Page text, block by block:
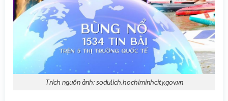
Trích nguồn ảnh: sodulich.hochiminhcity.gov.vn